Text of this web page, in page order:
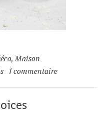
,Maison
1 commentaire